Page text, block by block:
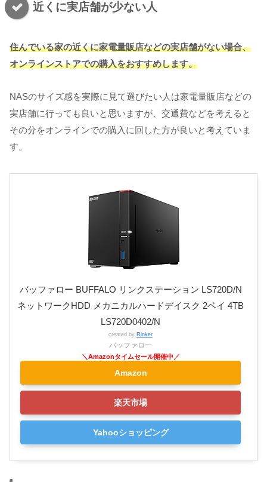
近くに実店舗が少ない人
住んでいる家の近くに家電量販店などの実店舗がない場合、
オンラインストアでの購入をおすすめします。
NASのサイズ感を実際に見て選びたい人は家電量販店などの
実店舗に行っても良いと思いますが、交通費などを考えると
その分をオンラインでの購入に回した方が良いと考えていま
す。
バッファロー BUFFALO リンクステーション LS720D/N
ネットワークHDD メカニカルハードデイスク 2ベイ 4TB
LS720D0402/N
created by Rinker
バッファロー
Amazon
楽天市場
Yahooショッピング